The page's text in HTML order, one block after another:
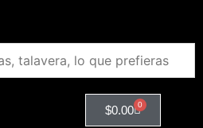
$0.00 0